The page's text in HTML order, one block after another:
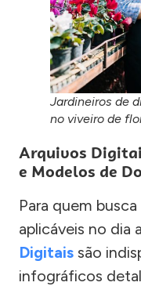
Jardineiros de
no viveiro de
Arquivos
e Modelos de
Para quem
aplicáveis no dia
Digitais são
infográficos